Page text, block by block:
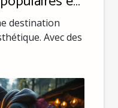
destination
Avec des